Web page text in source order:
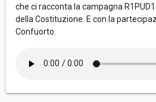
che ci racconta la campagna
della Costituzione. E con la
Confuorto.